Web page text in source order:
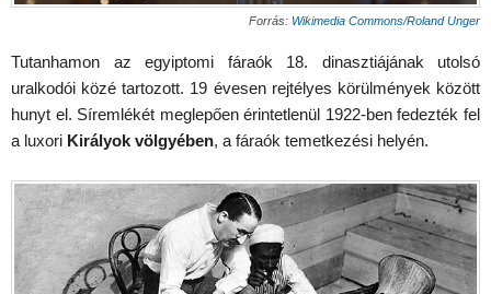
Forrás: Wikimedia Commons/Roland Unger
Tutanhamon az egyiptomi fáraók 18. dinasztiájának utolsó
uralkodói közé tartozott. 19 évesen rejtélyes körülmények között
hunyt el. Síremlékét meglepően érintetlenül 1922-ben fedezték fel
a luxori Királyok völgyében, a fáraók temetkezési helyén.